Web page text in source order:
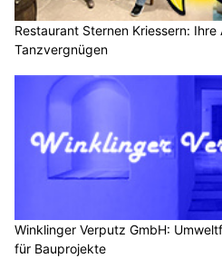
Restaurant Sternen Kriessern:
Tanzvergnügen
Winklinger Verputz GmbH:
für Bauprojekte